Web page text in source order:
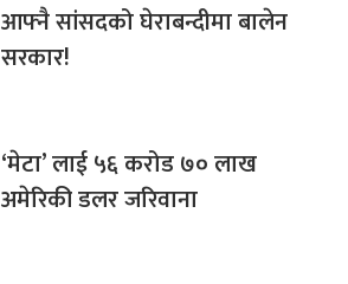
आफ्नै सांसदको घेराबन्दीमा बालेन
सरकार!
‘मेटा’ लाई ५६ करोड ७० लाख
अमेरिकी डलर जरिवाना